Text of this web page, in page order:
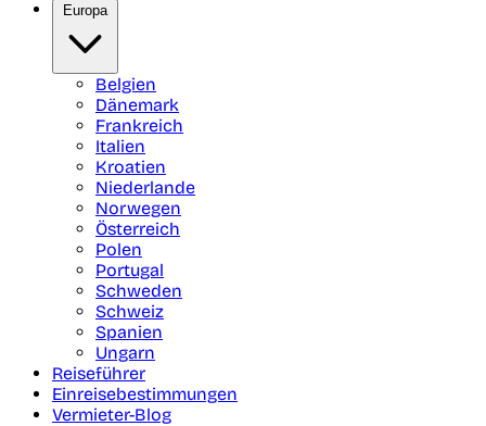
Europa
Belgien
Dänemark
Frankreich
Italien
Kroatien
Niederlande
Norwegen
Österreich
Polen
Portugal
Schweden
Schweiz
Spanien
Ungarn
Reiseführer
Einreisebestimmungen
Vermieter-Blog